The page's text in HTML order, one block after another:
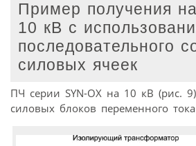
Пример получения
10 кВ с
последовательного
силовых ячеек
ПЧ серии SYN-OX на 10 кВ (рис.
силовых блоков переменного